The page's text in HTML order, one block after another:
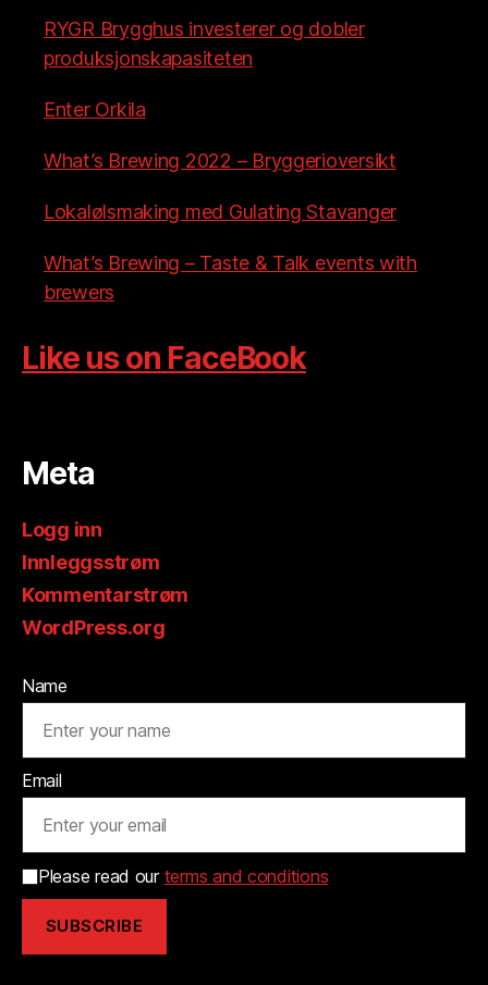
RYGR Brygghus investerer og dobler
produksjonskapasiteten
Enter Orkila
What’s Brewing 2022 – Bryggerioversikt
Lokalølsmaking med Gulating Stavanger
What’s Brewing – Taste & Talk events with
brewers
Like us on FaceBook
Meta
Logg inn
Innleggsstrøm
Kommentarstrøm
WordPress.org
Name
Email
Please read our terms and conditions